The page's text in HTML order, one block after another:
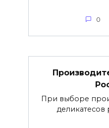
0
При выборе
деликатесов